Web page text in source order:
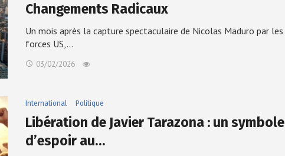
Changements Radicaux
Un mois après la capture spectaculaire de Nicolas Maduro par les
forces US,…
03/02/2026
International Politique
Libération de Javier Tarazona : un symbole
d’espoir au…